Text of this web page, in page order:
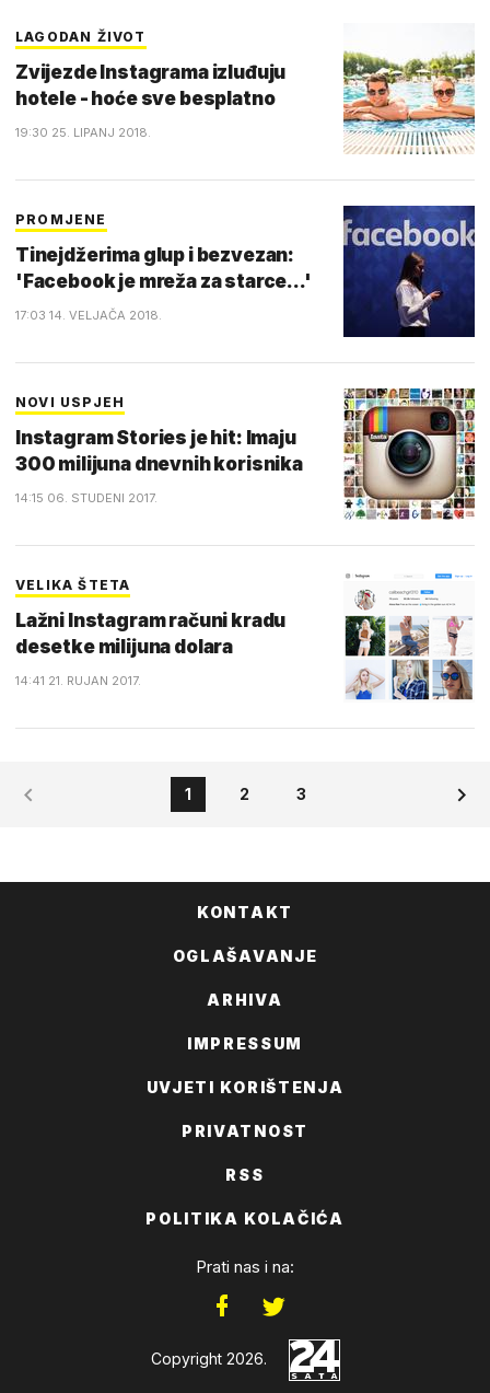
LAGODAN ŽIVOT
Zvijezde Instagrama izluđuju
hotele - hoće sve besplatno
19:30 25. LIPANJ 2018.
PROMJENE
Tinejdžerima glup i bezvezan:
'Facebook je mreža za starce...'
17:03 14. VELJAČA 2018.
NOVI USPJEH
Instagram Stories je hit: Imaju
300 milijuna dnevnih korisnika
14:15 06. STUDENI 2017.
VELIKA ŠTETA
Lažni Instagram računi kradu
desetke milijuna dolara
14:41 21. RUJAN 2017.
1 2 3
KONTAKT
OGLAŠAVANJE
ARHIVA
IMPRESSUM
UVJETI KORIŠTENJA
PRIVATNOST
RSS
POLITIKA KOLAČIĆA
Prati nas i na:
Copyright 2026.